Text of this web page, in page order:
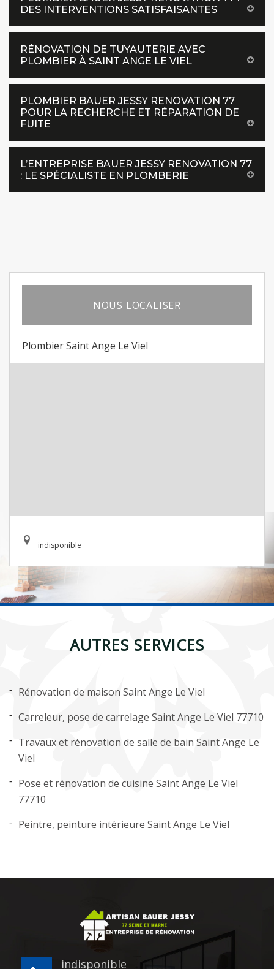
DES INTERVENTIONS SATISFAISANTES
RÉNOVATION DE TUYAUTERIE AVEC
PLOMBIER À SAINT ANGE LE VIEL
PLOMBIER BAUER JESSY RENOVATION 77
POUR LA RECHERCHE ET RÉPARATION DE
FUITE
L’ENTREPRISE BAUER JESSY RENOVATION 77
: LE SPÉCIALISTE EN PLOMBERIE
NOUS LOCALISER
Plombier Saint Ange Le Viel
indisponible
AUTRES SERVICES
Rénovation de maison Saint Ange Le Viel
Carreleur, pose de carrelage Saint Ange Le Viel 77710
Travaux et rénovation de salle de bain Saint Ange Le
Viel
Pose et rénovation de cuisine Saint Ange Le Viel
77710
Peintre, peinture intérieure Saint Ange Le Viel
indisponible